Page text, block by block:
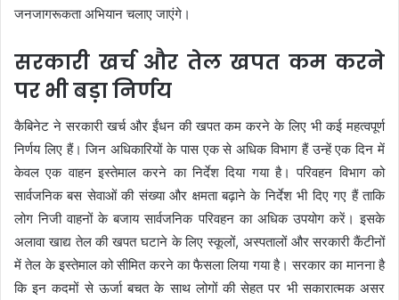
जनजागरूकता अभियान चलाए जाएंगे।
सरकारी खर्च और तेल खपत कम करने
पर भी बड़ा निर्णय
कैबिनेट ने सरकारी खर्च और ईंधन की खपत कम करने के लिए भी कई महत्वपूर्ण
निर्णय लिए हैं। जिन अधिकारियों के पास एक से अधिक विभाग हैं उन्हें एक दिन में
केवल एक वाहन इस्तेमाल करने का निर्देश दिया गया है। परिवहन विभाग को
सार्वजनिक बस सेवाओं की संख्या और क्षमता बढ़ाने के निर्देश भी दिए गए हैं ताकि
लोग निजी वाहनों के बजाय सार्वजनिक परिवहन का अधिक उपयोग करें। इसके
अलावा खाद्य तेल की खपत घटाने के लिए स्कूलों, अस्पतालों और सरकारी कैंटीनों
में तेल के इस्तेमाल को सीमित करने का फैसला लिया गया है। सरकार का मानना है
कि इन कदमों से ऊर्जा बचत के साथ लोगों की सेहत पर भी सकारात्मक असर